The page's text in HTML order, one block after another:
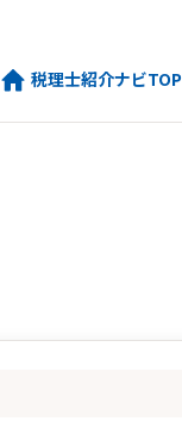
税理士紹介ナビTOP